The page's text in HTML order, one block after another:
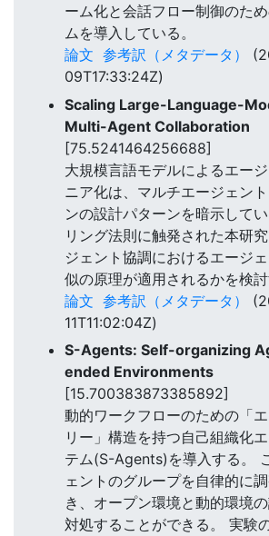
ーム化と会話フロー制御のた
ムを導入している。
論文 参考訳（メタデータ）
09T17:33:24Z)
Scaling Large-Language-
Multi-Agent Collaboration
[75.5241464256688]
大規模言語モデルによるエー
ニア化は、マルチエージェン
ンの設計パターンを暗示して
リング法則に触発された本研
ジェント協調におけるエージ
似の原理が適用されるかを検討
論文 参考訳（メタデータ）
11T11:02:04Z)
S-Agents: Self-organizing
ended Environments
[15.700383873385892]
動的ワークフローのための「
リー」構造を持つ自己組織化
テム(S-Agents)を導入する。
ェントのグループを自律的に
き、オープン環境と動的環境
対処することができる。 実験